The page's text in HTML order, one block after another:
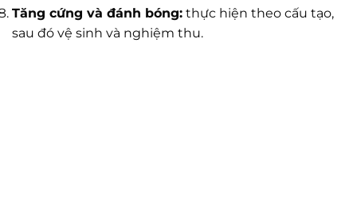
Tăng cứng và đánh bóng: thực hiện theo cấu tạo,
sau đó vệ sinh và nghiệm thu.